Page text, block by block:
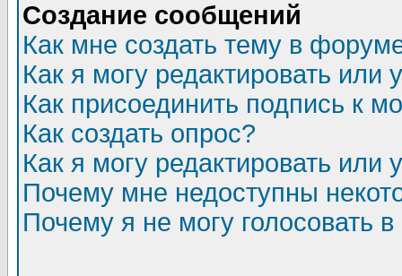
Создание сообщений
Как мне создать тему в
Как я могу редактировать или
Как присоединить подпись к
Как создать опрос?
Как я могу редактировать или
Почему мне недоступны
Почему я не могу голосовать